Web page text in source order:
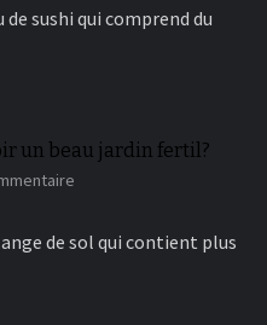
vous
sushi qui comprend du
un beau jardin fertil?
un
de sol qui contient plus